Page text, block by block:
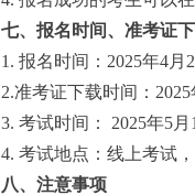
七、报名时间、准考证
1. 报名时间：2025年4月
2.准考证下载时间：
3. 考试时间： 2025年5
4. 考试地点：线上考试
八、注意事项